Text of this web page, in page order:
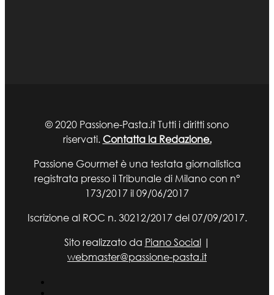
© 2020 Passione-Pasta.it Tutti i diritti sono
riservati. Contatta la Redazione.
Passione Gourmet è una testata giornalistica
registrata presso il Tribunale di Milano con n°
173/2017 il 09/06/2017
Iscrizione al ROC n. 30212/2017 del 07/09/2017.
Sito realizzato da Piano Social|
webmaster@passione-pasta.it